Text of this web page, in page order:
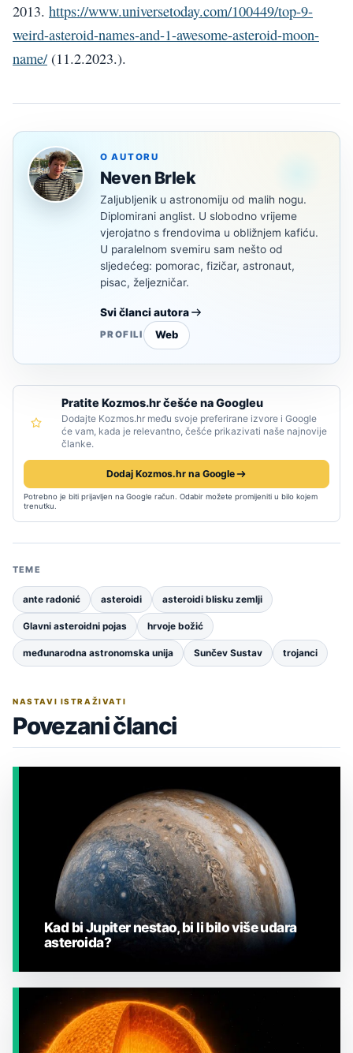
2013. https://www.universetoday.com/100449/top-9-
weird-asteroid-names-and-1-awesome-asteroid-moon-
name/ (11.2.2023.).
O AUTORU
Neven Brlek
Zaljubljenik u astronomiju od malih nogu.
Diplomirani anglist. U slobodno vrijeme
vjerojatno s frendovima u obližnjem kafiću.
U paralelnom svemiru sam nešto od
sljedećeg: pomorac, fizičar, astronaut,
pisac, željezničar.
Svi članci autora
PROFILI Web
Pratite Kozmos.hr češće na Googleu
Dodajte Kozmos.hr među svoje preferirane izvore i Google
će vam, kada je relevantno, češće prikazivati naše najnovije
članke.
Dodaj Kozmos.hr na Google
Potrebno je biti prijavljen na Google račun. Odabir možete promijeniti u bilo kojem
trenutku.
TEME
ante radonić asteroidi asteroidi blisku zemlji
Glavni asteroidni pojas hrvoje božić
međunarodna astronomska unija Sunčev Sustav trojanci
NASTAVI ISTRAŽIVATI
Povezani članci
JESTE LI ZNALI?
Kad bi Jupiter nestao, bi li bilo više udara
asteroida?